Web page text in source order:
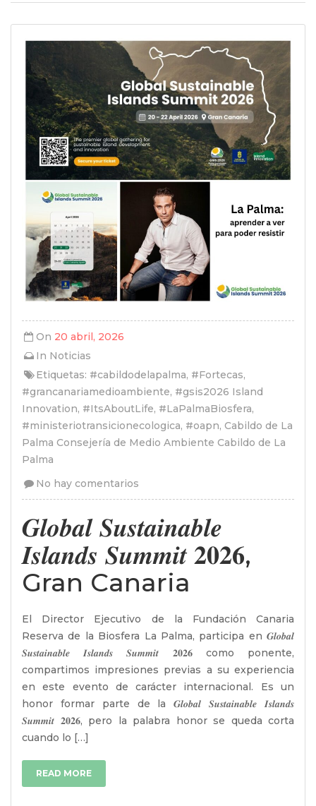
On 20 abril, 2026
In Noticias
Etiquetas: #cabildodelapalma, #Fortecas,
#grancanariamedioambiente, #gsis2026 Island
Innovation, #ItsAboutLife, #LaPalmaBiosfera,
#ministeriotransicionecologica, #oapn, Cabildo de La
Palma Consejería de Medio Ambiente Cabildo de La
Palma
No hay comentarios
𝑮𝒍𝒐𝒃𝒂𝒍 𝑺𝒖𝒔𝒕𝒂𝒊𝒏𝒂𝒃𝒍𝒆
𝑰𝒔𝒍𝒂𝒏𝒅𝒔 𝑺𝒖𝒎𝒎𝒊𝒕 𝟐𝟎𝟐𝟔,
Gran Canaria
El Director Ejecutivo de la Fundación Canaria
Reserva de la Biosfera La Palma, participa en 𝑮𝒍𝒐𝒃𝒂𝒍
𝑺𝒖𝒔𝒕𝒂𝒊𝒏𝒂𝒃𝒍𝒆 𝑰𝒔𝒍𝒂𝒏𝒅𝒔 𝑺𝒖𝒎𝒎𝒊𝒕 𝟐𝟎𝟐𝟔 como ponente,
compartimos impresiones previas a su experiencia
en este evento de carácter internacional. Es un
honor formar parte de la 𝑮𝒍𝒐𝒃𝒂𝒍 𝑺𝒖𝒔𝒕𝒂𝒊𝒏𝒂𝒃𝒍𝒆 𝑰𝒔𝒍𝒂𝒏𝒅𝒔
𝑺𝒖𝒎𝒎𝒊𝒕 𝟐𝟎𝟐𝟔, pero la palabra honor se queda corta
cuando lo […]
READ MORE